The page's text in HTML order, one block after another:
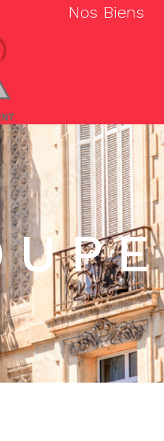
Nos Biens